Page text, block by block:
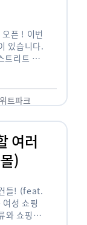
픈 ! 이번
있습니다.
트리트 분
트파크
여러
)
들! (feat.
성 쇼핑
와 쇼핑몰